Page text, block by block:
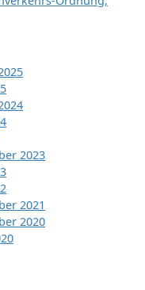
2023
2021
2020